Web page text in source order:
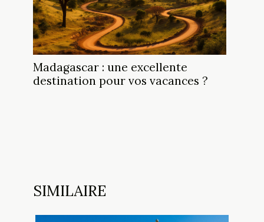
Madagascar : une excellente
destination pour vos vacances ?
SIMILAIRE